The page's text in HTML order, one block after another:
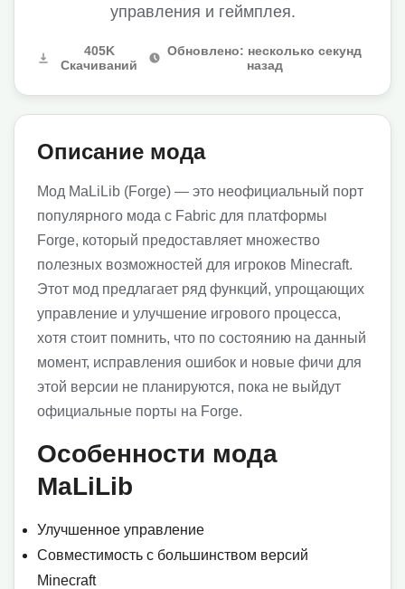
управления и геймплея.
405K
Скачиваний
Обновлено: несколько секунд
назад
Описание мода
Мод MaLiLib (Forge) — это неофициальный порт
популярного мода с Fabric для платформы
Forge, который предоставляет множество
полезных возможностей для игроков Minecraft.
Этот мод предлагает ряд функций, упрощающих
управление и улучшение игрового процесса,
хотя стоит помнить, что по состоянию на данный
момент, исправления ошибок и новые фичи для
этой версии не планируются, пока не выйдут
официальные порты на Forge.
Особенности мода
MaLiLib
Улучшенное управление
Совместимость с большинством версий
Minecraft